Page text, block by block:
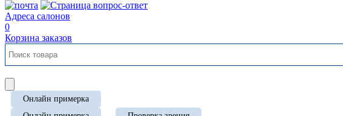
Адреса салонов
0
Корзина заказов
Онлайн примерка